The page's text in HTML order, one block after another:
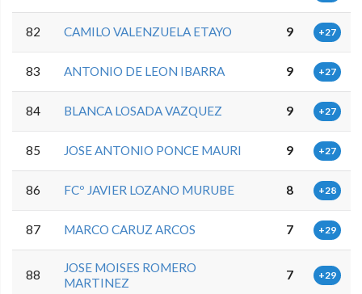
82 CAMILO VALENZUELA ETAYO 9 +27
83 ANTONIO DE LEON IBARRA 9 +27
84 BLANCA LOSADA VAZQUEZ 9 +27
85 JOSE ANTONIO PONCE MAURI 9 +27
86 FCº JAVIER LOZANO MURUBE 8 +28
87 MARCO CARUZ ARCOS 7 +29
88
JOSE MOISES ROMERO
MARTINEZ
7 +29